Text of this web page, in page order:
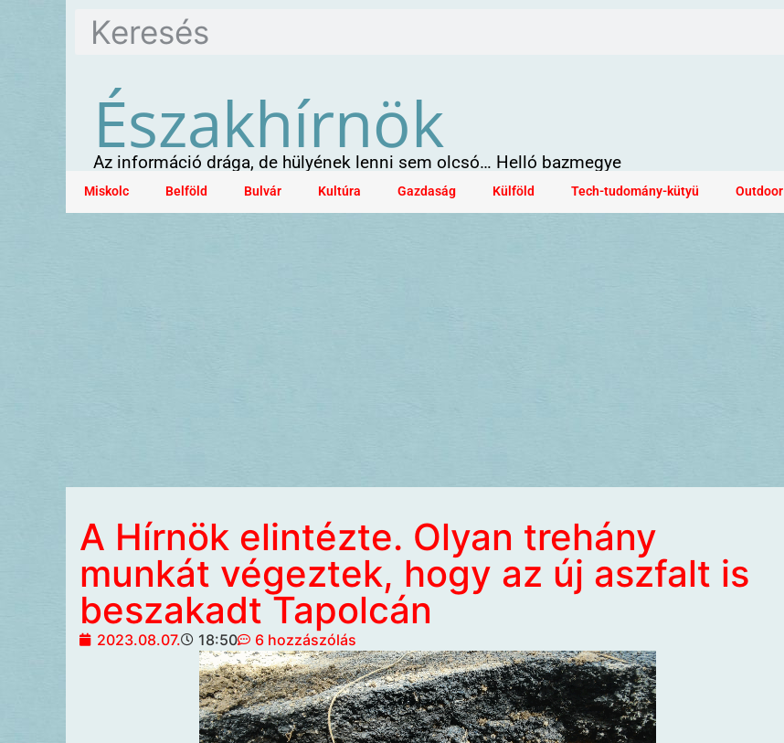
Északhírnök
Az információ drága, de hülyének lenni sem olcsó… Helló bazmegye
Miskolc Belföld Bulvár Kultúra Gazdaság Külföld Tech-tudomány-kütyü Outdoor
A Hírnök elintézte. Olyan trehány
munkát végeztek, hogy az új aszfalt is
beszakadt Tapolcán
2023.08.07. 18:50 6 hozzászólás